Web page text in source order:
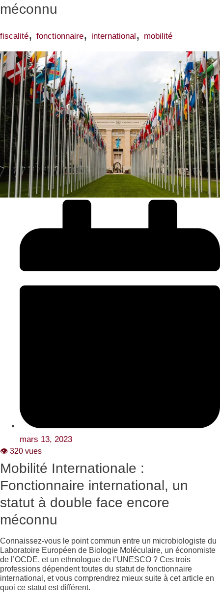
méconnu
fiscalité, fonctionnaire, international, mobilité
mars 13, 2023
👁️ 320 vues
Mobilité Internationale :
Fonctionnaire international, un
statut à double face encore
méconnu
Connaissez-vous le point commun entre un microbiologiste du
Laboratoire Européen de Biologie Moléculaire, un économiste
de l’OCDE, et un ethnologue de l’UNESCO ? Ces trois
professions dépendent toutes du statut de fonctionnaire
international, et vous comprendrez mieux suite à cet article en
quoi ce statut est différent.